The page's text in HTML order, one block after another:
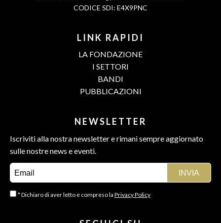
CODICE SDI: E4X9PNC
LINK RAPIDI
LA FONDAZIONE
I SETTORI
BANDI
PUBBLICAZIONI
NEWSLETTER
Iscriviti alla nostra newsletter e rimani sempre aggiornato
sulle nostre news e eventi.
* Dichiaro di aver letto e compreso la Privacy Policy